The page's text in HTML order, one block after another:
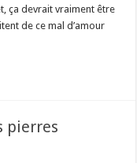
ça devrait vraiment être
de ce mal d’amour
pierres